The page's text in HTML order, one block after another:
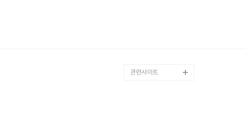
관련사이트